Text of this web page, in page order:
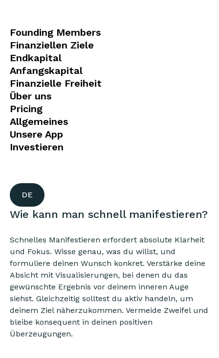
Founding Members
Finanziellen Ziele
Endkapital
Anfangskapital
Finanzielle Freiheit
Über uns
Pricing
Allgemeines
Unsere App
Investieren
DE
Wie kann man schnell manifestieren?
Schnelles Manifestieren erfordert absolute Klarheit
und Fokus. Wisse genau, was du willst, und
formuliere deinen Wunsch konkret. Verstärke deine
Absicht mit Visualisierungen, bei denen du das
gewünschte Ergebnis vor deinem inneren Auge
siehst. Gleichzeitig solltest du aktiv handeln, um
deinem Ziel näherzukommen. Vermeide Zweifel und
bleibe konsequent in deinen positiven
Überzeugungen.